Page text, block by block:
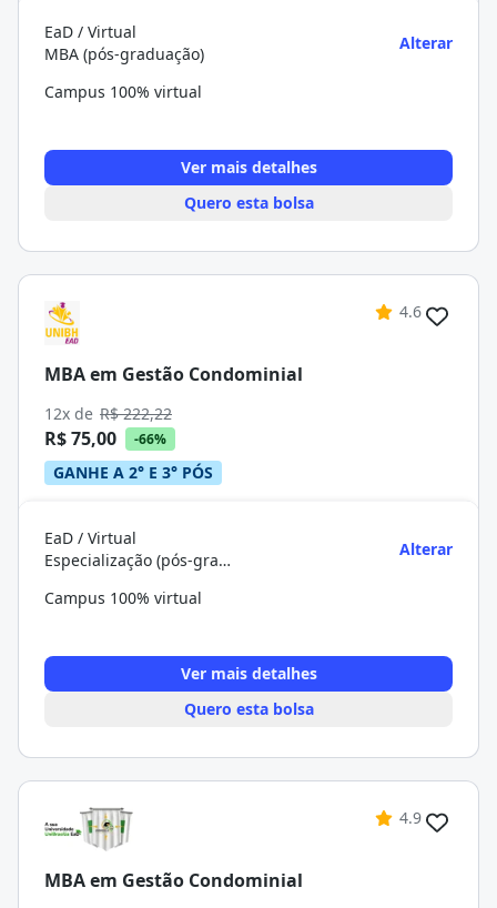
EaD / Virtual
MBA (pós-graduação)
Alterar
Campus 100% virtual
Ver mais detalhes
Quero esta bolsa
4.6
MBA em Gestão Condominial
12x de R$ 222,22
R$ 75,00 -66%
GANHE A 2° E 3° PÓS
EaD / Virtual
Especialização (pós-graduação)
Alterar
Campus 100% virtual
Ver mais detalhes
Quero esta bolsa
4.9
MBA em Gestão Condominial